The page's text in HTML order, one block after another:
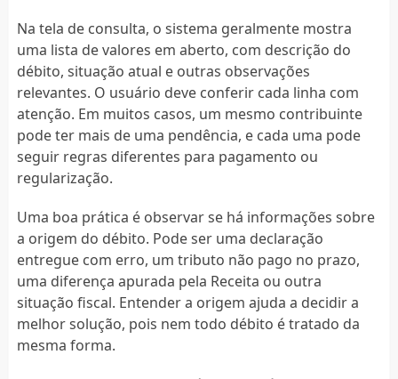
Na tela de consulta, o sistema geralmente mostra
uma lista de valores em aberto, com descrição do
débito, situação atual e outras observações
relevantes. O usuário deve conferir cada linha com
atenção. Em muitos casos, um mesmo contribuinte
pode ter mais de uma pendência, e cada uma pode
seguir regras diferentes para pagamento ou
regularização.
Uma boa prática é observar se há informações sobre
a origem do débito. Pode ser uma declaração
entregue com erro, um tributo não pago no prazo,
uma diferença apurada pela Receita ou outra
situação fiscal. Entender a origem ajuda a decidir a
melhor solução, pois nem todo débito é tratado da
mesma forma.